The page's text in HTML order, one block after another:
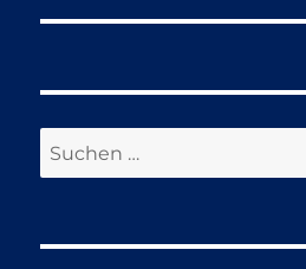
Suchen
nach: